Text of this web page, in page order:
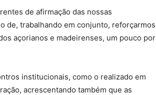
de afirmação das nossas
de, trabalhando em conjunto, reforçarmos
açorianos e madeirenses, um pouco por
institucionais, como o realizado em
acrescentando também que as